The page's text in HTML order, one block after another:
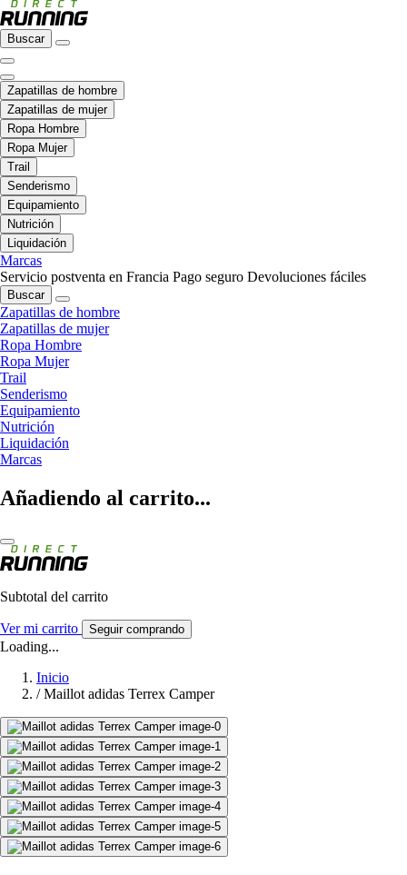
Buscar
Zapatillas de hombre
Zapatillas de mujer
Ropa Hombre
Ropa Mujer
Trail
Senderismo
Equipamiento
Nutrición
Liquidación
Marcas
Servicio postventa en Francia Pago seguro Devoluciones fáciles
Buscar
Zapatillas de hombre
Zapatillas de mujer
Ropa Hombre
Ropa Mujer
Trail
Senderismo
Equipamiento
Nutrición
Liquidación
Marcas
Añadiendo al carrito...
Subtotal del carrito
Ver mi carrito Seguir comprando
Loading...
Inicio
/ Maillot adidas Terrex Camper